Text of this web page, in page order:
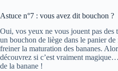
Astuce n°7 : vous avez dit bouchon ?
Oui, vos yeux ne vous jouent pas des
un bouchon de liège dans le panier
freiner la maturation des bananes.
découvrez si c’est vraiment
de la banane !